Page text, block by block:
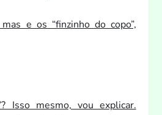
e os “finzinho do copo”,
Isso mesmo, vou explicar.